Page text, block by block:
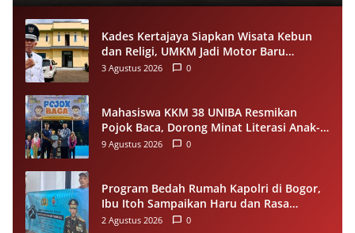
Kades Kertajaya Siapkan Wisata Kebun
dan Religi, UMKM Jadi Motor Baru
Ekonomi Desa
3 Agustus 2026 0
Mahasiswa KKM 38 UNIBA Resmikan
Pojok Baca, Dorong Minat Literasi Anak-
anak Warga Desa Mekarbaru
9 Agustus 2026 0
Program Bedah Rumah Kapolri di Bogor,
Ibu Itoh Sampaikan Haru dan Rasa
Syukur
2 Agustus 2026 0